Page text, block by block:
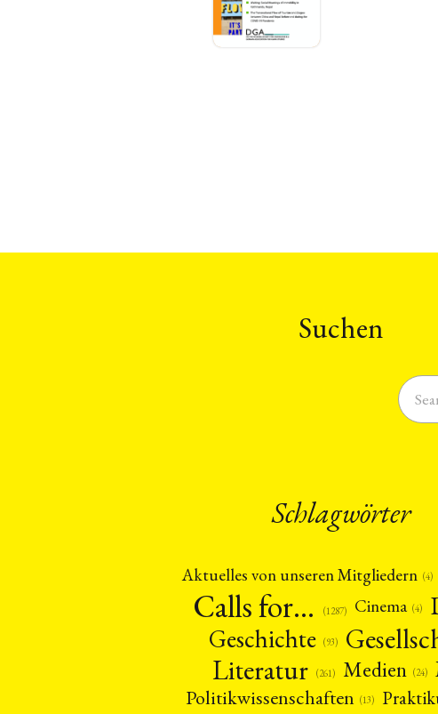
Suchen
Schlagwörter
Aktuelles von unseren Mitgliedern (4)
Calls for… (1287) Cinema (4)
Geschichte (93)
Literatur (261) Medien (24)
Politikwissenschaften (13)